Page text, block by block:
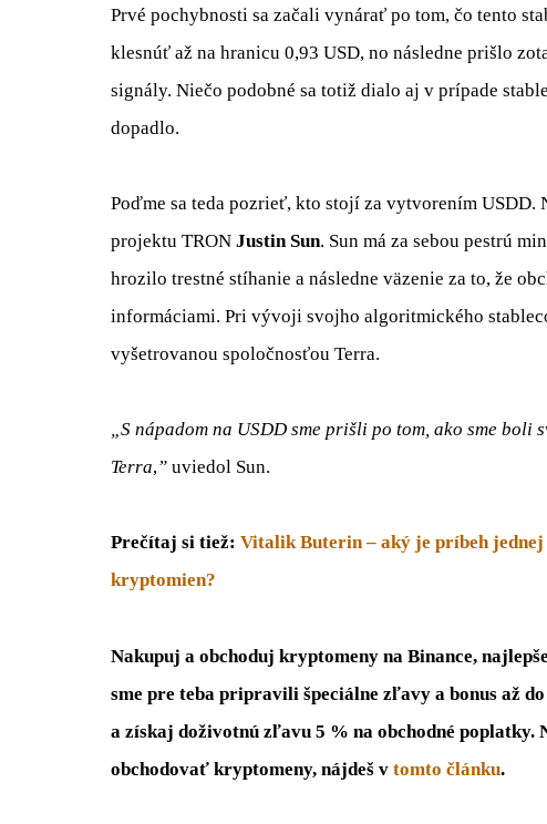
Prvé pochybnosti sa začali vynárať po tom, čo tento
klesnúť až na hranicu 0,93 USD, no následne prišlo
signály. Niečo podobné sa totiž dialo aj v prípade
dopadlo.
Poďme sa teda pozrieť, kto stojí za vytvorením
projektu TRON Justin Sun. Sun má za sebou pestrú
hrozilo trestné stíhanie a následne väzenie za to, že
informáciami. Pri vývoji svojho algoritmického
vyšetrovanou spoločnosťou Terra.
„S nápadom na USDD sme prišli po tom, ako sme
Terra,” uviedol Sun.
Prečítaj si tiež: Vitalik Buterin – aký je príbeh
kryptomien?
Nakupuj a obchoduj kryptomeny na Binance,
sme pre teba pripravili špeciálne zľavy a bonus až
a získaj doživotnú zľavu 5 % na obchodné poplatky.
obchodovať kryptomeny, nájdeš v tomto článku.